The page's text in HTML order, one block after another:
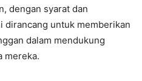
dengan syarat dan
dirancang untuk memberikan
dalam mendukung
mereka.